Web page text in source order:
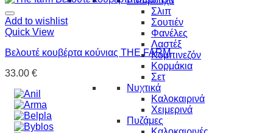
Σλιπ
Σουτιέν
Φανέλες
Λαστέξ
Κομπινεζόν
Κορμάκια
Σετ
Νυχτικά
Καλοκαιρινά
Χειμερινά
Πυζάμες
Add to wishlist
Quick View
Βελουτέ κουβέρτα κούνιας THE FARM
33.00 €